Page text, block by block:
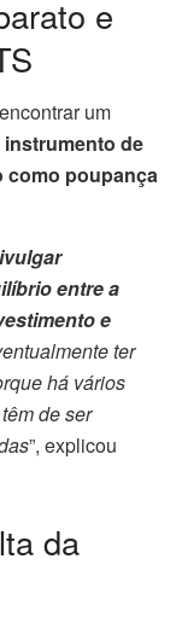
e
um
de
como poupança
entre a
e
ter
há vários
de ser
”, explicou
da